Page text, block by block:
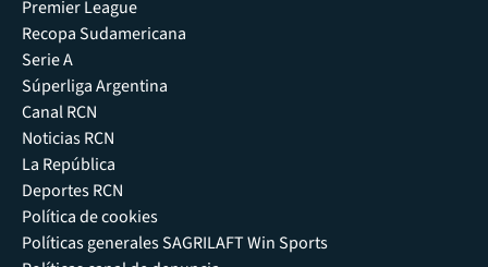
Premier League
Recopa Sudamericana
Serie A
Súperliga Argentina
Canal RCN
Noticias RCN
La República
Deportes RCN
Política de cookies
Políticas generales SAGRILAFT Win Sports